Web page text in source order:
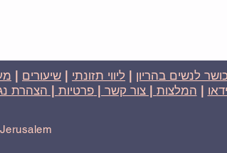
לנשים בהריון ליווי תזונתי שיעורים
המלצות | צור קשר |פרטיות | הצהרת